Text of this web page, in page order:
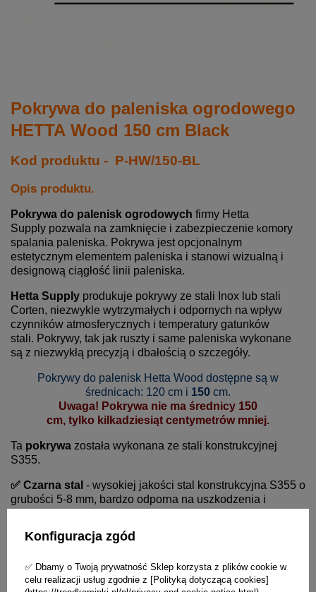
Pokrywa do paleniska ogrodowego
HETTA Wood 150 cm Black
Kod produktu - P-HW/150-BL
Opis produktu.
Pokrywa do palenisk ogrodowych firmy Hetta
Supply pozwala na zamknięcie i zabezpieczenie komory
spalania paleniska. Pokrywa jest opcjonalnym
estetycznym elementem paleniska i stanowi wizualną i
designową ciągłość linii paleniska.
Hetta Supply produkuje pokrywy ze stali Inox lub stali
Corten, niezwykle wytrzymałych i odpornych na wpływ
czynników atmosferycznych i temperatury gatunków
stali. Pokrywy, tak jak ruszty i same paleniska wykonane
są z niezwykłą precyzją i dbałością o szczegóły.
Pokrywy do palenisk Hetta Wood dostępne są w
średnicach: 120 cm i 150 cm.
Uwaga! Pokrywa nie ma średnicy 150
cm, tylko kilkadziesiąt centymetrów mniej.
Ta pokrywa została wykonana ze stali konstrukcyjnej
S355.
✅ Czarna stal - wysokiej jakości stal konstrukcyjna S355 o
grubości 5-8 mm, bardzo odporna na uszkodzenia i
temperaturę. Jest dodatkowo wzmocniona farbami:
902. Farba ta nie wydziela niezdrowych oparów i
Konfiguracja zgód
✅ Dbamy o Twoją prywatność Sklep korzysta z plików cookie w
celu realizacji usług zgodnie z [Polityką dotyczącą cookies]